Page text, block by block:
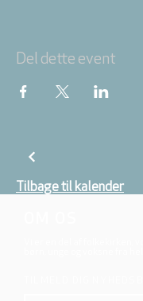
Del dette event
Tilbage til kalender